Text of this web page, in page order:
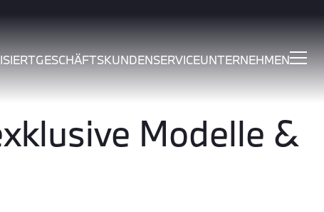
GESCHÄFTSKUNDENSERVICEUNTERNEHMEN
Modelle &